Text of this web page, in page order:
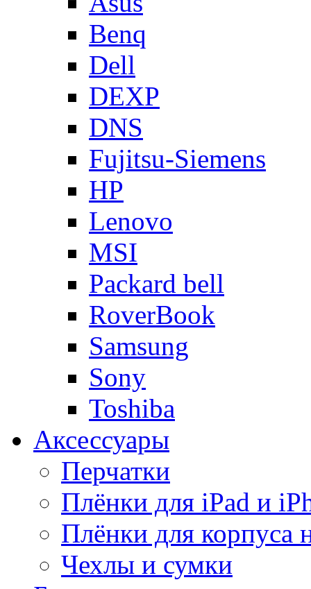
Benq
Dell
DEXP
DNS
Fujitsu-Siemens
HP
Lenovo
MSI
Packard bell
RoverBook
Samsung
Sony
Toshiba
Аксессуары
Перчатки
Плёнки для iPad и
Плёнки для корпуса
Чехлы и сумки